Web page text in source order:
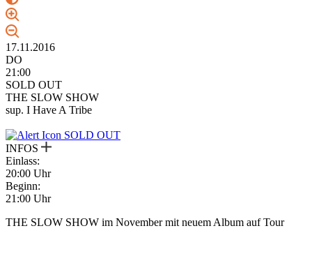
17.11.2016
DO
21:00
SOLD OUT
THE SLOW SHOW
sup. I Have A Tribe
SOLD OUT
INFOS
Einlass:
20:00 Uhr
Beginn:
21:00 Uhr
THE SLOW SHOW im November mit neuem Album auf Tour